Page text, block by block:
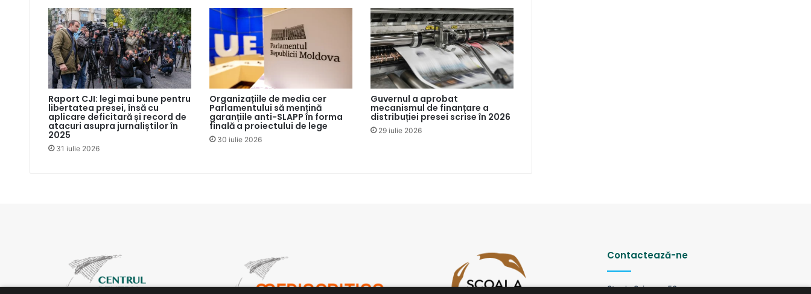
Raport CJI: legi mai bune pentru
libertatea presei, însă cu
aplicare deficitară și record de
atacuri asupra jurnaliștilor în
2025
31 iulie 2026
Organizațiile de media cer
Parlamentului să mențină
garanțiile anti-SLAPP în forma
finală a proiectului de lege
30 iulie 2026
Guvernul a aprobat
mecanismul de finanțare a
distribuției presei scrise în 2026
29 iulie 2026
Contactează-ne
Strada Șciusev, 53